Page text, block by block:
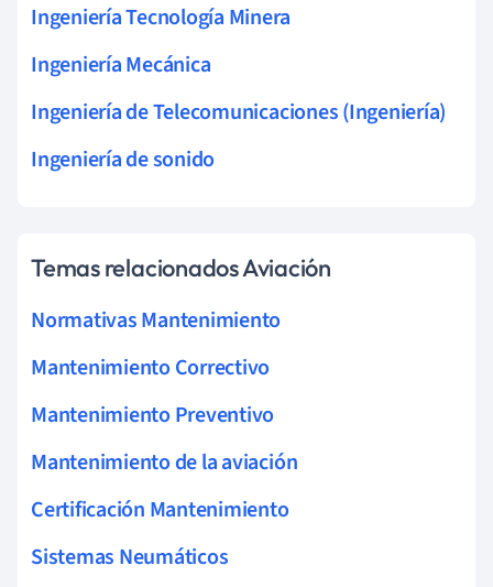
Ingeniería Tecnología Minera
Ingeniería Mecánica
Ingeniería de Telecomunicaciones (Ingeniería)
Ingeniería de sonido
Temas relacionados Aviación
Normativas Mantenimiento
Mantenimiento Correctivo
Mantenimiento Preventivo
Mantenimiento de la aviación
Certificación Mantenimiento
Sistemas Neumáticos